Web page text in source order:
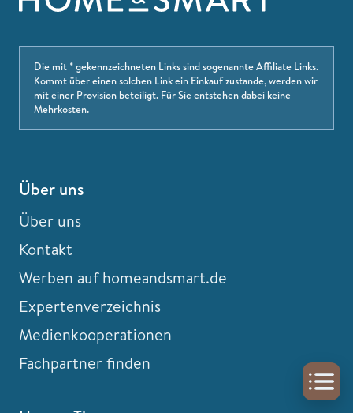
Die mit * gekennzeichneten Links sind sogenannte Affiliate Links.
Kommt über einen solchen Link ein Einkauf zustande, werden wir
mit einer Provision beteiligt. Für Sie entstehen dabei keine
Mehrkosten.
Über uns
Über uns
Kontakt
Werben auf homeandsmart.de
Expertenverzeichnis
Medienkooperationen
Fachpartner finden